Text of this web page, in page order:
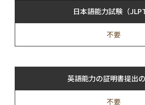
日本語能力試験（JLPT
不要
英語能力の証明書提出
不要